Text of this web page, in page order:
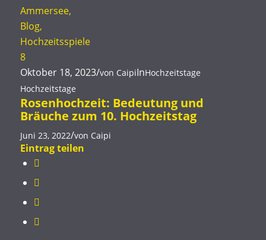
Oktober 18, 2023/von CaipiInHochzeitstage
Hochzeitstage
Rosenhochzeit: Bedeutung und
Bräuche zum 10. Hochzeitstag
Juni 23, 2022/von Caipi
Eintrag teilen